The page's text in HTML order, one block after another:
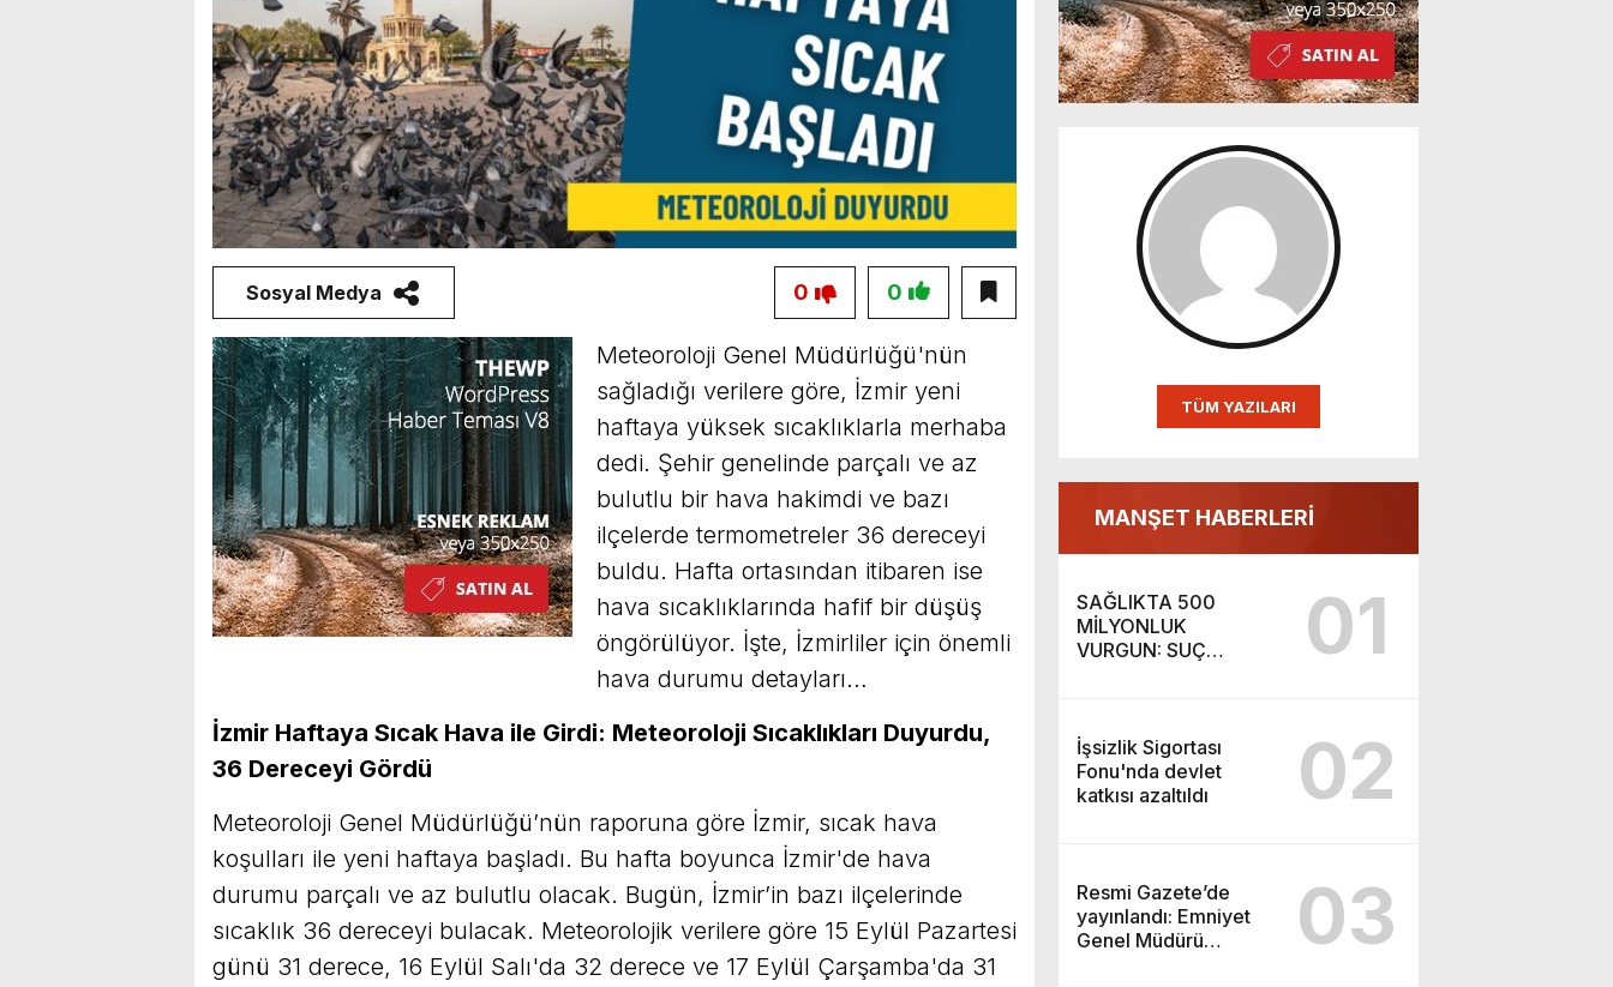
TÜM YAZILARI
MANŞET HABERLERİ
SAĞLIKTA 500
MİLYONLUK
VURGUN: SUÇ
01
İşsizlik Sigortası
Fonu'nda devlet
katkısı azaltıldı
02
Resmi Gazete’de
yayınlandı: Emniyet
Genel Müdürü
03
Sosyal Medya 0
0
Meteoroloji Genel Müdürlüğü'nün
sağladığı verilere göre, İzmir yeni
haftaya yüksek sıcaklıklarla merhaba
dedi. Şehir genelinde parçalı ve az
bulutlu bir hava hakimdi ve bazı
ilçelerde termometreler 36 dereceyi
buldu. Hafta ortasından itibaren ise
hava sıcaklıklarında hafif bir düşüş
öngörülüyor. İşte, İzmirliler için önemli
hava durumu detayları…
İzmir Haftaya Sıcak Hava ile Girdi: Meteoroloji Sıcaklıkları Duyurdu,
36 Dereceyi Gördü
Meteoroloji Genel Müdürlüğü’nün raporuna göre İzmir, sıcak hava
koşulları ile yeni haftaya başladı. Bu hafta boyunca İzmir'de hava
durumu parçalı ve az bulutlu olacak. Bugün, İzmir’in bazı ilçelerinde
sıcaklık 36 dereceyi bulacak. Meteorolojik verilere göre 15 Eylül Pazartesi
günü 31 derece, 16 Eylül Salı'da 32 derece ve 17 Eylül Çarşamba'da 31